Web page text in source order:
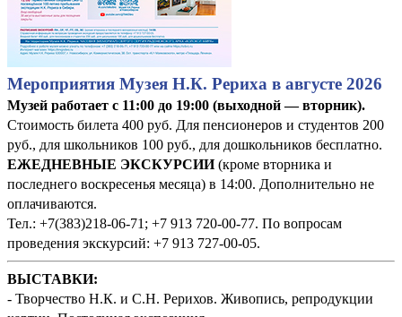
Мероприятия Музея Н.К. Рериха в августе 2026
Музей работает с 11:00 до 19:00 (выходной — вторник).
Стоимость билета 400 руб. Для пенсионеров и студентов 200
руб., для школьников 100 руб., для дошкольников бесплатно.
ЕЖЕДНЕВНЫЕ ЭКСКУРСИИ(кроме вторника и
последнего воскресенья месяца) в 14:00. Дополнительно не
оплачиваются.
Тел.: +7(383)218-06-71; +7 913 720-00-77. По вопросам
проведения экскурсий: +7 913 727-00-05.
ВЫСТАВКИ:
- Творчество Н.К. и С.Н. Рерихов. Живопись, репродукции